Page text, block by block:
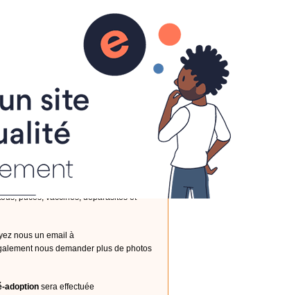
Multimédias
Livre d'or
adopter
pucés, vaccinés, déparasités et
nous un email à
nous demander plus de photos
adoption sera effectuée